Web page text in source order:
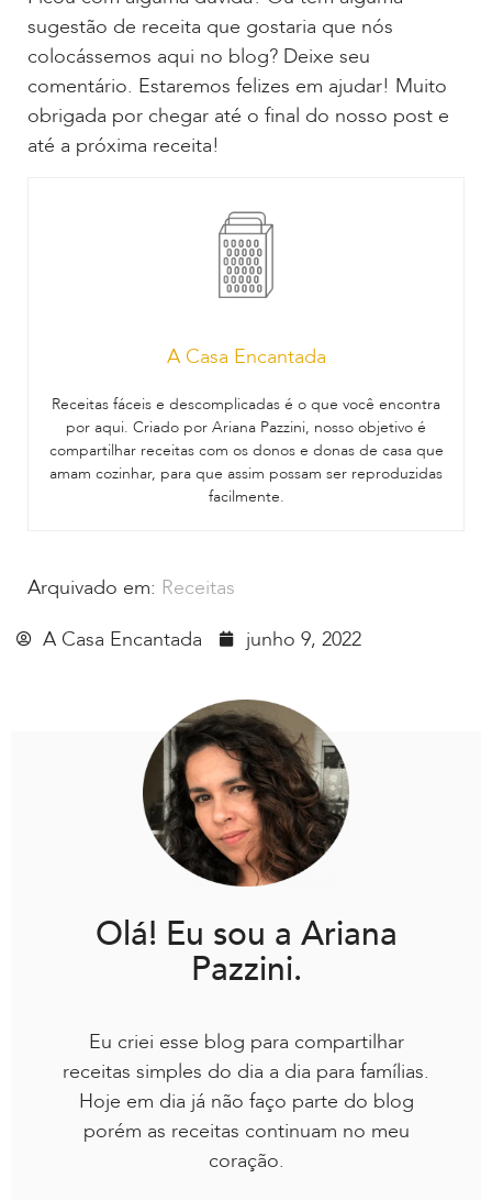
sugestão de receita que gostaria que nós
colocássemos aqui no blog? Deixe seu
comentário. Estaremos felizes em ajudar! Muito
obrigada por chegar até o final do nosso post e
até a próxima receita!
A Casa Encantada
Receitas fáceis e descomplicadas é o que você encontra
por aqui. Criado por Ariana Pazzini, nosso objetivo é
compartilhar receitas com os donos e donas de casa que
amam cozinhar, para que assim possam ser reproduzidas
facilmente.
Arquivado em: Receitas
A Casa Encantada
junho 9, 2022
Olá! Eu sou a Ariana
Pazzini.
Eu criei esse blog para compartilhar
receitas simples do dia a dia para famílias.
Hoje em dia já não faço parte do blog
porém as receitas continuam no meu
coração.